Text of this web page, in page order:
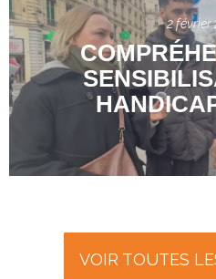
2 février
VOIR TOUTES